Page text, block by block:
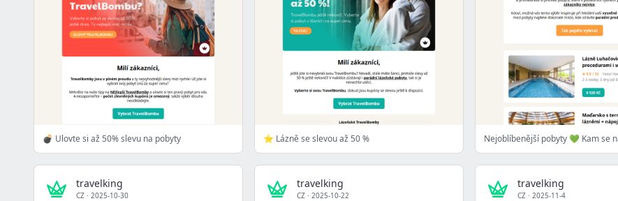
💣 Ulovte si až 50% slevu na pobyty ⭐ Lázně se slevou až 50 %
travelking
CZ · 2025-10-30
travelking
CZ · 2025-10-22
travelking
CZ · 2025-11-4